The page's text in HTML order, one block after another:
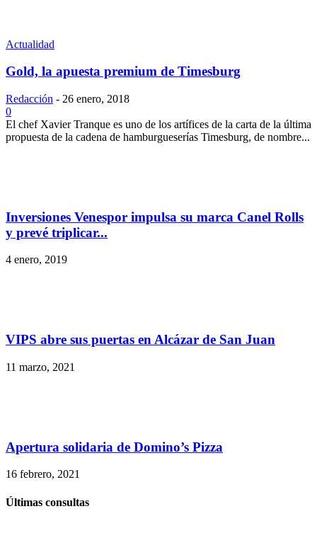
Actualidad
Gold, la apuesta premium de Timesburg
Redacción - 26 enero, 2018
0
El chef Xavier Tranque es uno de los artífices de la carta de la última
propuesta de la cadena de hamburgueserías Timesburg, de nombre...
Inversiones Venespor impulsa su marca Canel Rolls
y prevé triplicar...
4 enero, 2019
VIPS abre sus puertas en Alcázar de San Juan
11 marzo, 2021
Apertura solidaria de Domino’s Pizza
16 febrero, 2021
Últimas consultas